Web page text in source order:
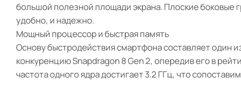
большой полезной площади экрана. Плоские боковые
удобно, и надежно.
Мощный процессор и быстрая память
Основу быстродействия смартфона составляет один
конкуренцию Snapdragon 8 Gen 2, опередив его в
частота одного ядра достигает 3.2 ГГц, что